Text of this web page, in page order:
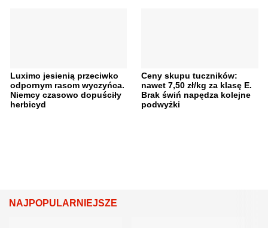
Luximo jesienią przeciwko
odpornym rasom wyczyńca.
Niemcy czasowo dopuściły
herbicyd
Ceny skupu tuczników:
nawet 7,50 zł/kg za klasę E.
Brak świń napędza kolejne
podwyżki
NAJPOPULARNIEJSZE